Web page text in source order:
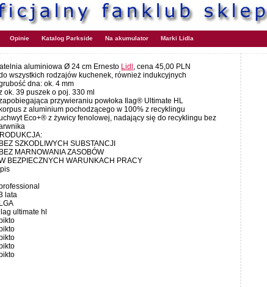
Opinie Katalog Parkside Na akumulator Marki Lidla
aluminiowa Ø 24 cm Ernesto Lidl , cena 45,00 PLN
wszystkich rodzajów kuchenek, również indukcyjnych
dna: ok. 4 mm
ok. 39 puszek o poj. 330 ml
przywieraniu powłoka Ilag® Ultimate HL
z aluminium pochodzącego w 100% z recyklingu
Eco+® z żywicy fenolowej, nadający się do recyklingu bez
SZKODLIWYCH SUBSTANCJI
MARNOWANIA ZASOBÓW
BEZPIECZNYCH WARUNKACH PRACY
lata
ultimate hl